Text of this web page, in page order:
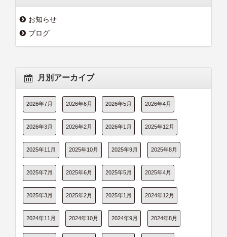
お知らせ
ブログ
月別アーカイブ
2026年7月 2026年6月 2026年5月 2026年4月
2026年3月 2026年2月 2026年1月 2025年12月
2025年11月 2025年10月 2025年9月 2025年8月
2025年7月 2025年6月 2025年5月 2025年4月
2025年3月 2025年2月 2025年1月 2024年12月
2024年11月 2024年10月 2024年9月 2024年8月